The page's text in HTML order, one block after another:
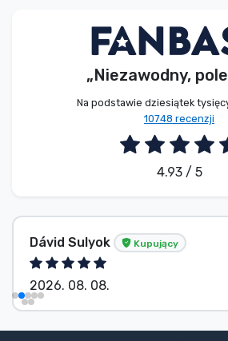
„Niezawodny,
Na podstawie dziesiątek
10748 recenzji
4.93 / 5
Dávid Sulyok Kupujący
2026. 08. 08.